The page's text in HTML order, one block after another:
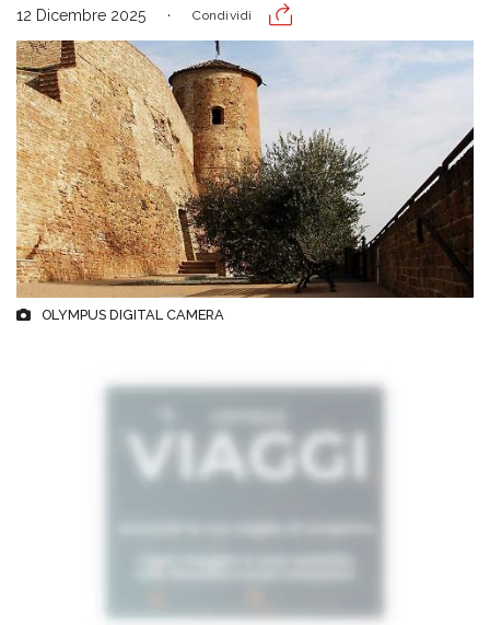
12 Dicembre 2025 Condividi
OLYMPUS DIGITAL CAMERA